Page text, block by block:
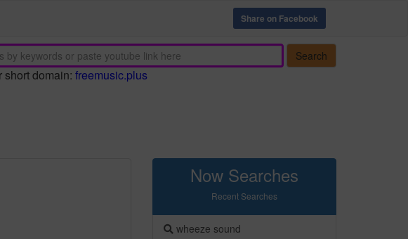
Share on Facebook
Search
short domain: freemusic.plus
Now Searches
Recent Searches
wheeze sound